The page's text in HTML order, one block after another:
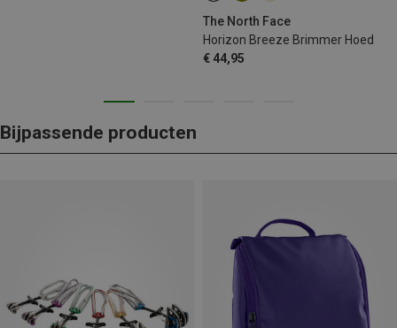
The North Face
Horizon Breeze Brimmer Hoed
€ 44,95
Bijpassende producten